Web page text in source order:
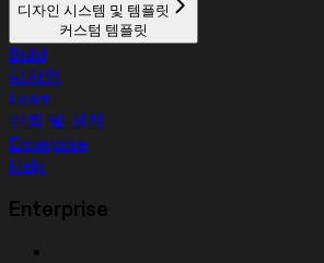
디자인 시스템 및 템플릿
커스텀 템플릿
Build
디자인
Learn
신뢰 및 결제
Enterprise
Help
Enterprise